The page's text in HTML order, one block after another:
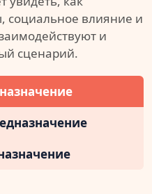
социальное влияние и
и
сценарий.